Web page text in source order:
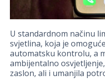
U standardnom načinu
svjetlina, koja je
automatsku kontrolu, a
ambijentalno
zaslon, ali i umanjila